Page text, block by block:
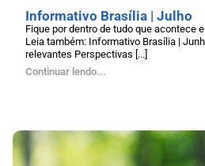
Informativo Brasília | Julho
Fique por dentro de tudo que acontece
Leia também: Informativo Brasília |
relevantes Perspectivas [...]
Continuar lendo...